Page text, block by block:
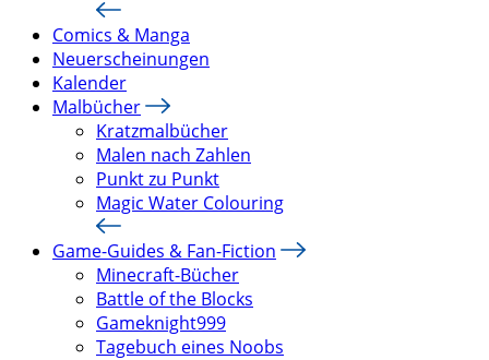
Comics & Manga
Neuerscheinungen
Kalender
Malbücher
Kratzmalbücher
Malen nach Zahlen
Punkt zu Punkt
Magic Water Colouring
Game-Guides & Fan-Fiction
Minecraft-Bücher
Battle of the Blocks
Gameknight999
Tagebuch eines Noobs